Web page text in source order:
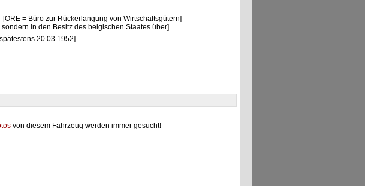
= Büro zur Rückerlangung von Wirtschaftsgütern]
in den Besitz des belgischen Staates über]
20.03.1952]
von diesem Fahrzeug werden immer gesucht!